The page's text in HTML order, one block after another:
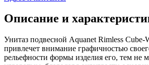
Описание и
Унитаз подвесной Aquanet Rimless
привлечет внимание графичностью
рельефности формы изделия его, тем не